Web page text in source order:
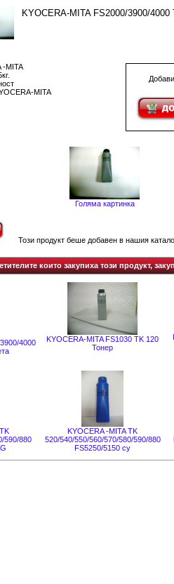
KYOCERA-MITA FS2000/3900/4000
-MITA
MITA
Голяма картинка
Този продукт беше добавен в нашия
които закупиха този продукт,
4000
KYOCERA-MITA FS1030 TK 120
Тонер
590/880
KYOCERA -MITA TK
520/540/550/560/570/580/590/880
FS5250/5150 cy